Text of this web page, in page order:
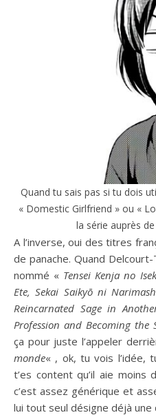
Quand tu sais pas si tu dois
« Domestic Girlfriend » ou «
la série auprès
A l’inverse, oui des titres
de panache. Quand
nommé « Tensei Kenja no
Ete, Sekai Saikyō ni
Reincarnated Sage in
Profession and Becoming
ça pour juste l’appeler
monde« , ok, tu vois l’idée,
t’es content qu’il aie
c’est assez générique et
lui tout seul désigne déjà une